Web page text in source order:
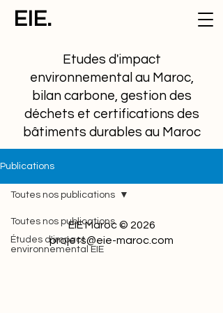
EIE.
Etudes d'impact
environnemental au Maroc,
bilan carbone, gestion des
déchets et certifications des
bâtiments durables au Maroc
Publications
Toutes nos publications
Études d'impact
environnemental EIE
Toutes nos publications
EIE Maroc © 2026
projets@eie-maroc.com